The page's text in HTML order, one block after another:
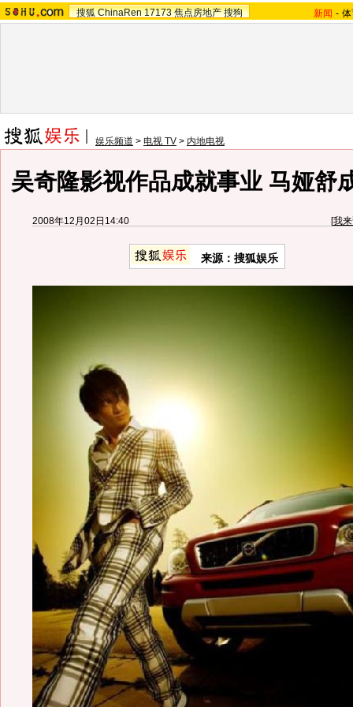
搜狐 ChinaRen 17173 焦点房地产 搜狗 新闻 -
娱乐频道 > 电视 TV > 内地电视
吴奇隆影视作品成就事业 马娅舒
2008年12月02日14:40 [我
来源：搜狐娱乐